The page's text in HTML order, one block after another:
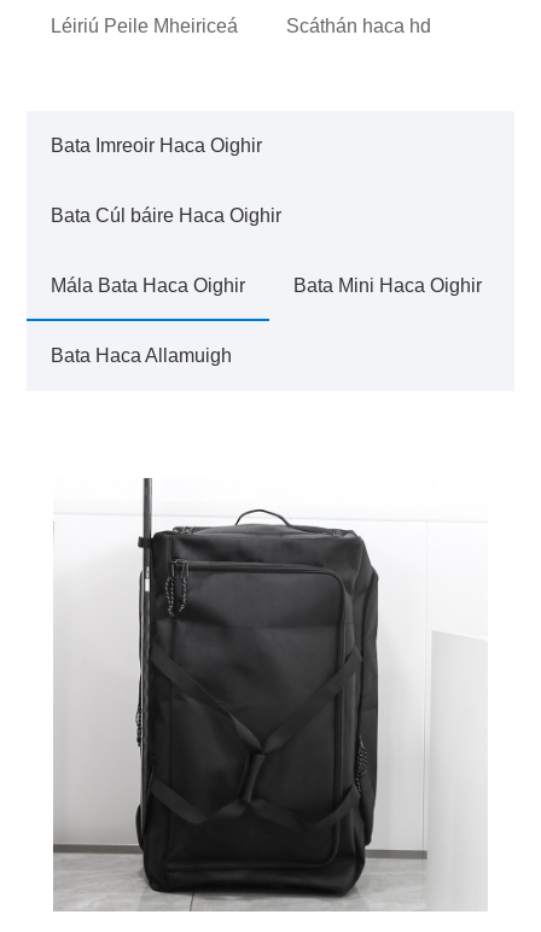
Léiriú Peile Mheiriceá Scáthán haca hd
Bata Imreoir Haca Oighir
Bata Cúl báire Haca Oighir
Mála Bata Haca Oighir Bata Mini Haca Oighir
Bata Haca Allamuigh